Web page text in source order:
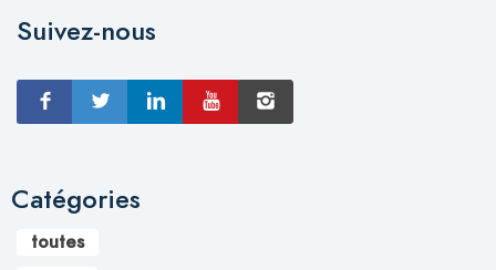
Suivez-nous
Catégories
toutes